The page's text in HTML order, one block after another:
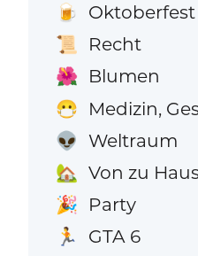
🍺 Oktoberfest
📜 Recht
🌺 Blumen
😷 Medizin,
👽 Weltraum
🏡 Von zu
🎉 Party
🏃 GTA 6